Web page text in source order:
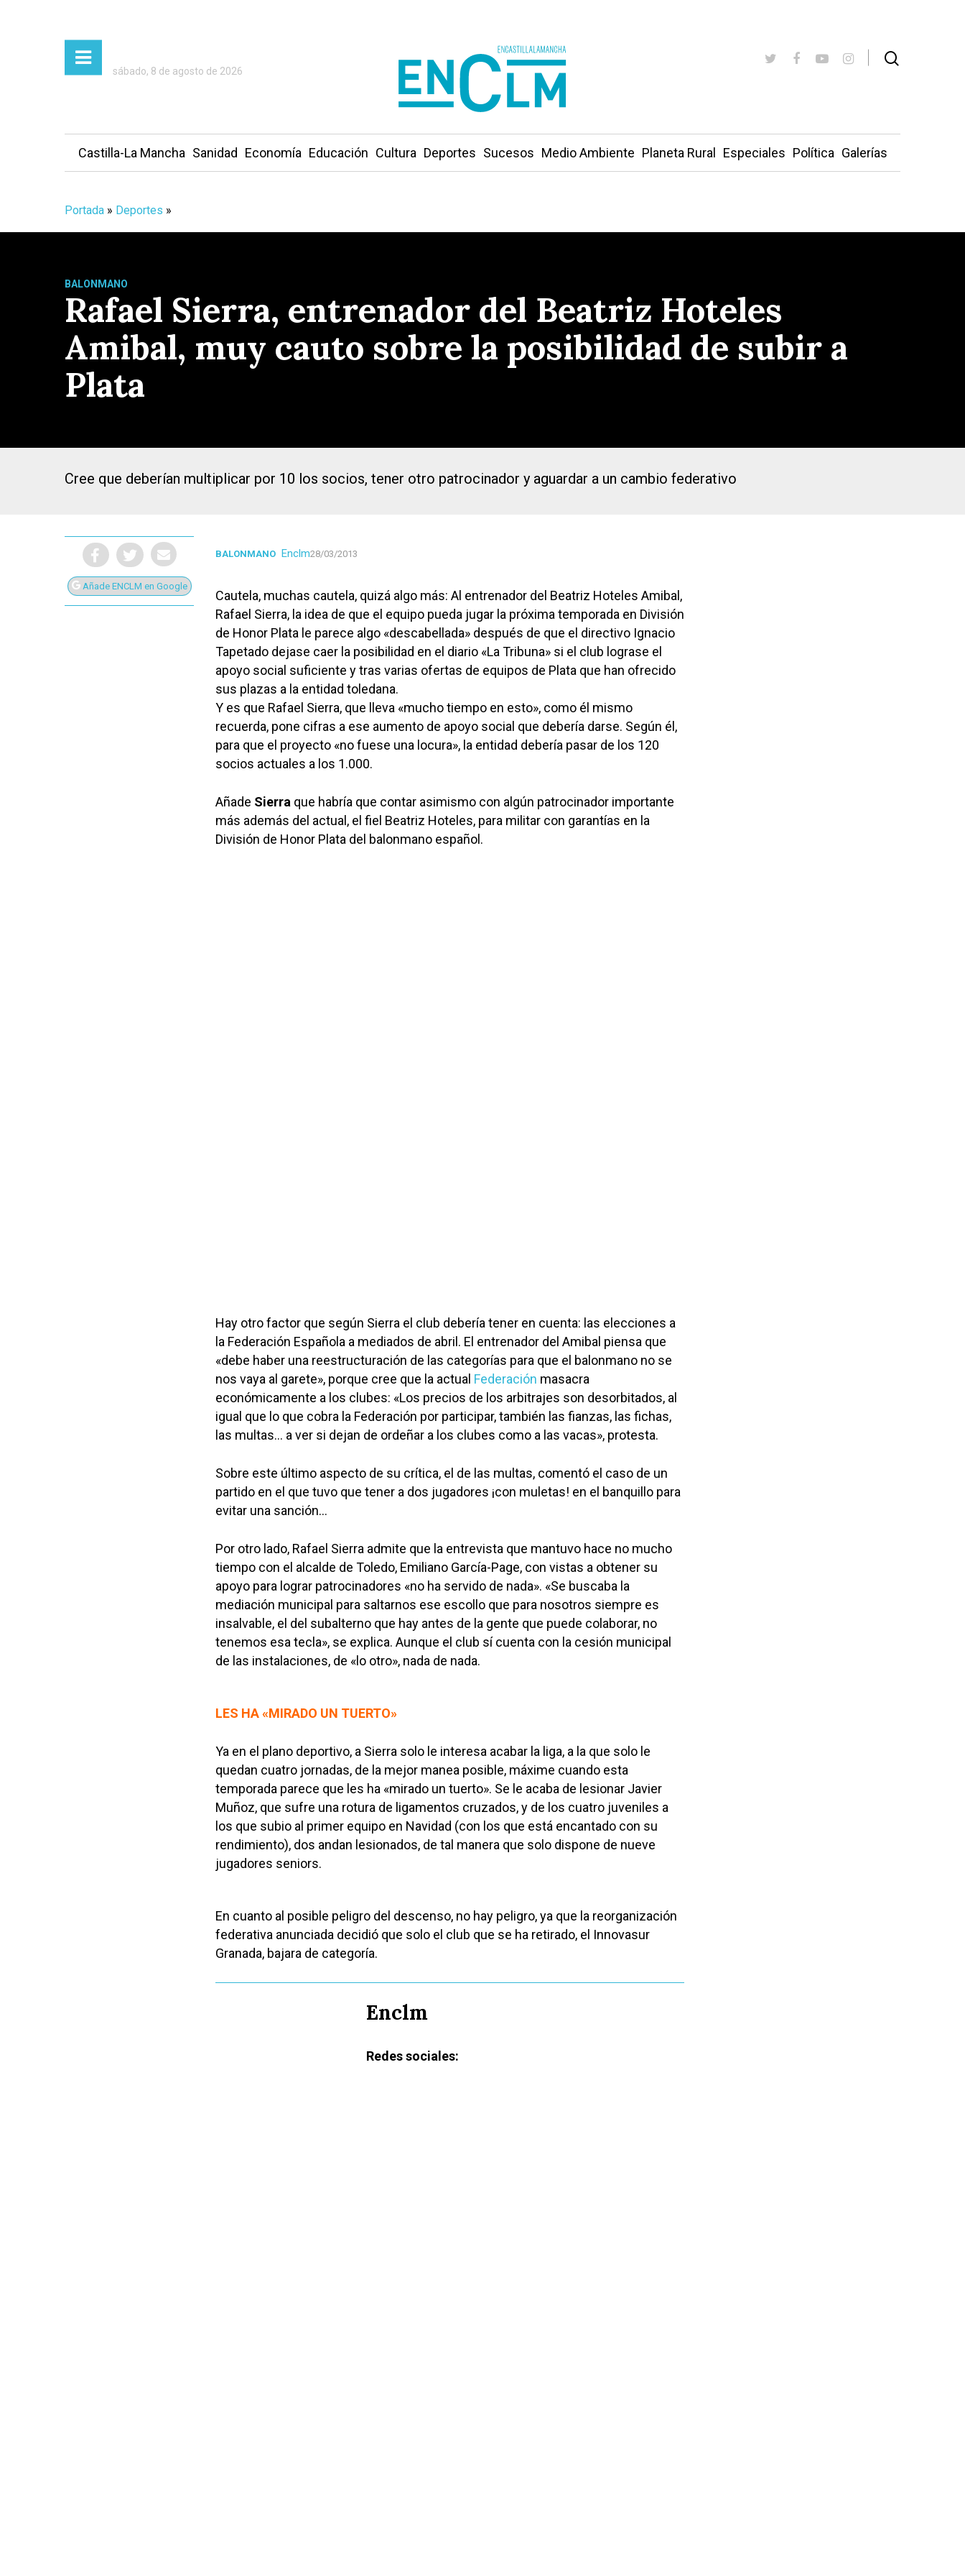
Presiona Intro para buscar o ESC para cerrar
sábado, 8 de agosto de 2026
Castilla-La Mancha Sanidad Economía Educación Cultura Deportes Sucesos Medio Ambiente Planeta Rural Especiales Política Galerías
Portada » Deportes »
BALONMANO
Rafael Sierra, entrenador del Beatriz Hoteles
Amibal, muy cauto sobre la posibilidad de subir a
Plata
Cree que deberían multiplicar por 10 los socios, tener otro patrocinador y aguardar a un cambio federativo
Añade ENCLM en Google
BALONMANO Enclm28/03/2013
Cautela, muchas cautela, quizá algo más: Al entrenador del Beatriz Hoteles Amibal,
Rafael Sierra, la idea de que el equipo pueda jugar la próxima temporada en División
de Honor Plata le parece algo «descabellada» después de que el directivo Ignacio
Tapetado dejase caer la posibilidad en el diario «La Tribuna» si el club lograse el
apoyo social suficiente y tras varias ofertas de equipos de Plata que han ofrecido
sus plazas a la entidad toledana.
Y es que Rafael Sierra, que lleva «mucho tiempo en esto», como él mismo
recuerda, pone cifras a ese aumento de apoyo social que debería darse. Según él,
para que el proyecto «no fuese una locura», la entidad debería pasar de los 120
socios actuales a los 1.000.
Añade Sierra que habría que contar asimismo con algún patrocinador importante
más además del actual, el fiel Beatriz Hoteles, para militar con garantías en la
División de Honor Plata del balonmano español.
Hay otro factor que según Sierra el club debería tener en cuenta: las elecciones a
la Federación Española a mediados de abril. El entrenador del Amibal piensa que
«debe haber una reestructuración de las categorías para que el balonmano no se
nos vaya al garete», porque cree que la actual Federación masacra
económicamente a los clubes: «Los precios de los arbitrajes son desorbitados, al
igual que lo que cobra la Federación por participar, también las fianzas, las fichas,
las multas… a ver si dejan de ordeñar a los clubes como a las vacas», protesta.
Sobre este último aspecto de su crítica, el de las multas, comentó el caso de un
partido en el que tuvo que tener a dos jugadores ¡con muletas! en el banquillo para
evitar una sanción…
Por otro lado, Rafael Sierra admite que la entrevista que mantuvo hace no mucho
tiempo con el alcalde de Toledo, Emiliano García-Page, con vistas a obtener su
apoyo para lograr patrocinadores «no ha servido de nada». «Se buscaba la
mediación municipal para saltarnos ese escollo que para nosotros siempre es
insalvable, el del subalterno que hay antes de la gente que puede colaborar, no
tenemos esa tecla», se explica. Aunque el club sí cuenta con la cesión municipal
de las instalaciones, de «lo otro», nada de nada.
LES HA «MIRADO UN TUERTO»
Ya en el plano deportivo, a Sierra solo le interesa acabar la liga, a la que solo le
quedan cuatro jornadas, de la mejor manea posible, máxime cuando esta
temporada parece que les ha «mirado un tuerto». Se le acaba de lesionar Javier
Muñoz, que sufre una rotura de ligamentos cruzados, y de los cuatro juveniles a
los que subio al primer equipo en Navidad (con los que está encantado con su
rendimiento), dos andan lesionados, de tal manera que solo dispone de nueve
jugadores seniors.
En cuanto al posible peligro del descenso, no hay peligro, ya que la reorganización
federativa anunciada decidió que solo el club que se ha retirado, el Innovasur
Granada, bajara de categoría.
Enclm
Redes sociales: